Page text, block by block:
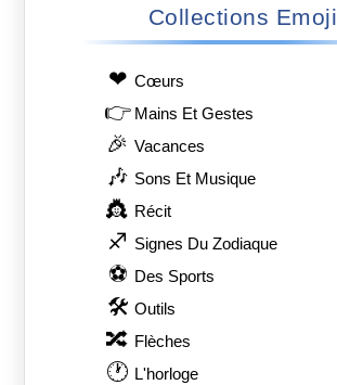
Collections Emoji
❤ Сœurs
👉 Mains Et Gestes
🎉 Vacances
🎶 Sons Et Musique
👸 Récit
♐ Signes Du Zodiaque
⚽ Des Sports
🛠 Outils
🔀 Flèches
🕐 L'horloge